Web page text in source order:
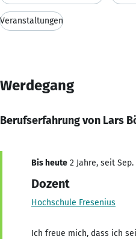
Veranstaltungen
Werdegang
Berufserfahrung von Lars
Bis heute 2 Jahre, seit Sep.
Dozent
Hochschule Fresenius
Ich freue mich, dass ich